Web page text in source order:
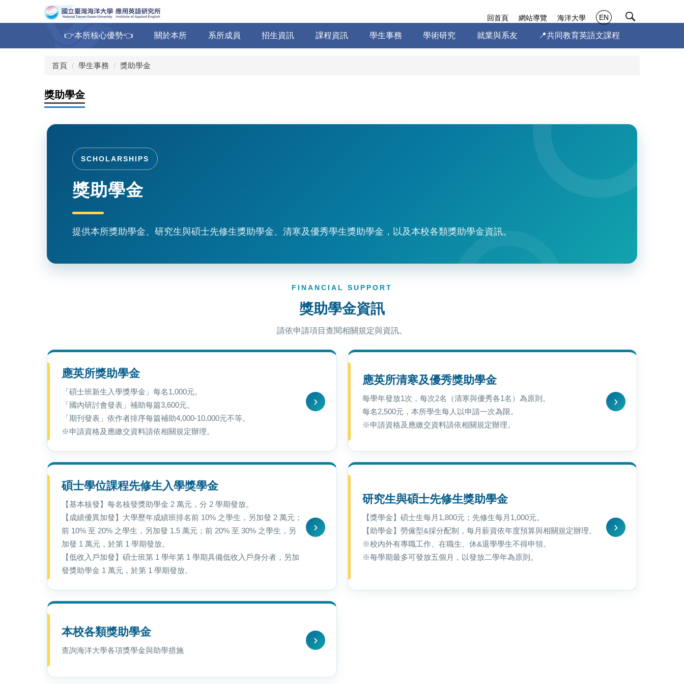
👉本所核心優勢👈 關於本所 系所成員 招生資訊 課程資訊 學生事務 學術研究 就業與系友 📍共同教育英語文課程
回首頁 網站導覽 海洋大學 EN
首頁 學生事務 獎助學金
獎助學金
SCHOLARSHIPS
獎助學金
提供本所獎助學金、研究生與碩士先修生獎助學金、清寒及優秀學生獎助學金，以及本校各類獎助學金資訊。
FINANCIAL SUPPORT
獎助學金資訊
請依申請項目查閱相關規定與資訊。
應英所獎助學金
「碩士班新生入學獎學金」每名1,000元。
「國內研討會發表」補助每篇3,600元。
「期刊發表」依作者排序每篇補助4,000-10,000元不等。
※申請資格及應繳交資料請依相關規定辦理。
應英所清寒及優秀獎助學金
每學年發放1次，每次2名（清寒與優秀各1名）為原則。
每名2,500元，本所學生每人以申請一次為限。
※申請資格及應繳交資料請依相關規定辦理。
碩士學位課程先修生入學獎學金
【基本核發】每名核發獎助學金 2 萬元，分 2 學期發放。
【成績優異加發】大學歷年成績班排名前 10% 之學生，另加發 2 萬元；
前 10% 至 20% 之學生，另加發 1.5 萬元；前 20% 至 30% 之學生，另
加發 1 萬元，於第 1 學期發放。
【低收入戶加發】碩士班第 1 學年第 1 學期具備低收入戶身分者，另加
發獎助學金 1 萬元，於第 1 學期發放。
研究生與碩士先修生獎助學金
【獎學金】碩士生每月1,800元；先修生每月1,000元。
【助學金】勞僱型&採分配制，每月薪資依年度預算與相關規定辦理。
※校內外有專職工作、在職生、休&退學學生不得申領。
※每學期最多可發放五個月，以發放二學年為原則。
本校各類獎助學金
查詢海洋大學各項獎學金與助學措施